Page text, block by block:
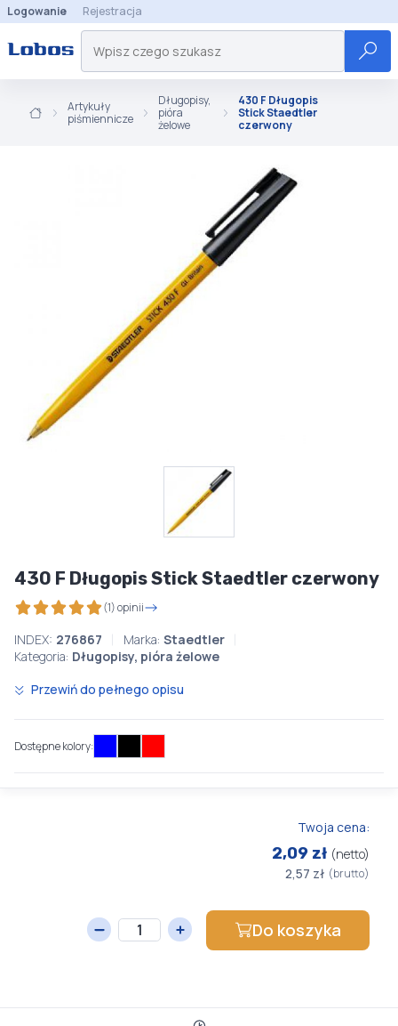
Logowanie Rejestracja
Artykuły
piśmiennicze
Długopisy,
pióra
żelowe
430 F Długopis
Stick Staedtler
czerwony
430 F Długopis Stick Staedtler czerwony
(1) opinii
INDEX: 276867 Marka: Staedtler
Kategoria: Długopisy, pióra żelowe
Przewiń do pełnego opisu
Dostępne kolory:
Twoja cena:
2,09 zł (netto)
2,57 zł (brutto)
Do koszyka